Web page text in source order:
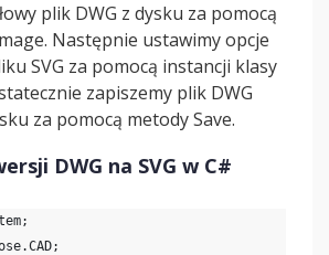
plik DWG z dysku za pomocą
Następnie ustawimy opcje
SVG za pomocą instancji klasy
zapiszemy plik DWG
za pomocą metody Save.
DWG na SVG w C#